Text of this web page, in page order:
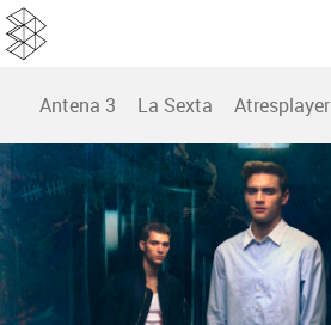
Antena 3 La Sexta Atresplayer